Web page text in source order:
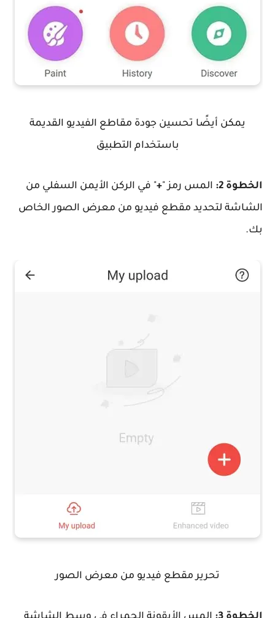
يمكن أيضًا تحسين جودة مقاطع الفيديو القديمة
باستخدام التطبيق
الخطوة 2: المس رمز "+" في الركن الأيمن السفلي من
الشاشة لتحديد مقطع فيديو من معرض الصور الخاص
بك.
تحرير مقطع فيديو من معرض الصور